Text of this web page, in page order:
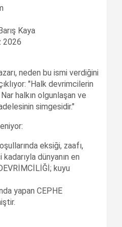
Kaya
2026
neden bu ismi verdiğini
"Halk devrimcilerin
halkın olgunlaşan ve
simgesidir."
eksiği, zaafı,
dünyanın en
kuyu
yapan CEPHE